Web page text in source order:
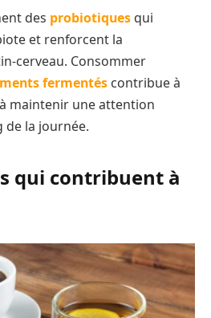
des probiotiques qui
et renforcent la
cerveau. Consommer
fermentés contribue à
maintenir une attention
la journée.
qui contribuent à